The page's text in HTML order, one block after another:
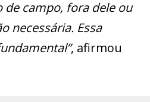
campo, fora dele ou
necessária. Essa
, afirmou